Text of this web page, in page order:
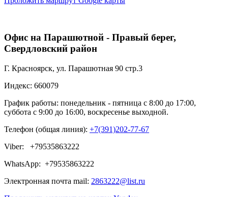
Офис на Парашютной - Правый берег,
Свердловский район
Г. Красноярск, ул. Парашютная 90 стр.3
Индекс: 660079
График работы: понедельник - пятница с 8:00 до 17:00,
суббота с 9:00 до 16:00, воскресенье выходной.
Телефон (общая линия): +7(391)202-77-67
Viber: +79535863222
WhatsApp: +79535863222
Электронная почта mail: 2863222@list.ru